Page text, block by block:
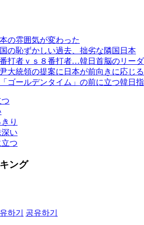
の雰囲気が変わった
の恥ずかしい過去、拙劣な隣国日本
番打者ｖｓ８番打者…韓日首脳のリー
大統領の提案に日本が前向きに応じる
「ゴールデンタイム」の前に立つ韓日
り
い
つ
ング
하기 공유하기